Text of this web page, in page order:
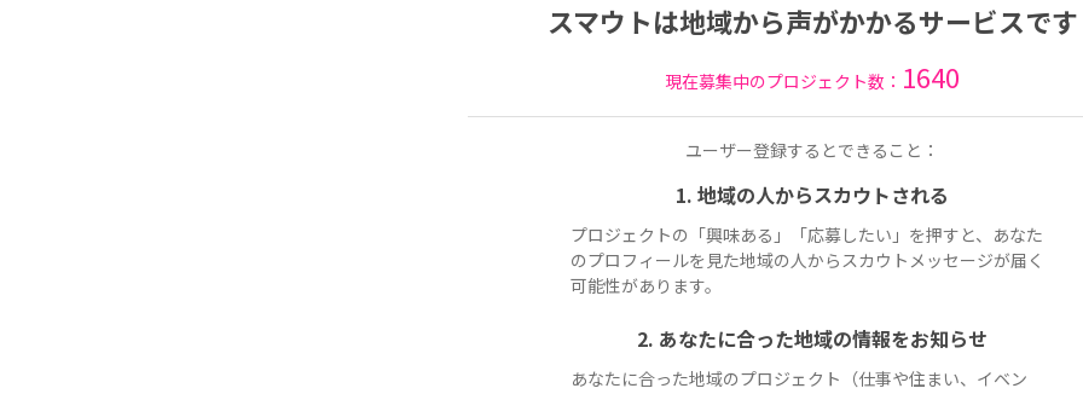
スマウトは地域から声がかかるサービスです
現在募集中のプロジェクト数： 1640
ユーザー登録するとできること：
1. 地域の人からスカウトされる
プロジェクトの「興味ある」「応募したい」を押すと、あなた
のプロフィールを見た地域の人からスカウトメッセージが届く
可能性があります。
2. あなたに合った地域の情報をお知らせ
あなたに合った地域のプロジェクト（仕事や住まい、イベン